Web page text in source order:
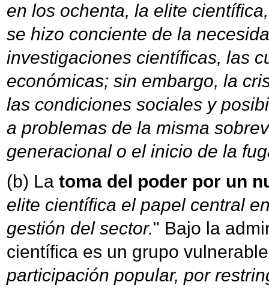
en los ochenta, la elite científica,
se hizo conciente de la
investigaciones científicas, las
económicas; sin embargo, la
las condiciones sociales y
a problemas de la misma
generacional o el inicio de la
(b) La toma del poder por un
elite científica el papel central
gestión del sector." Bajo la
científica es un grupo
participación popular, por